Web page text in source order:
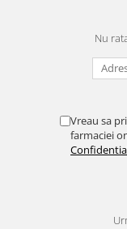
Nu
Vreau sa
farmaciei